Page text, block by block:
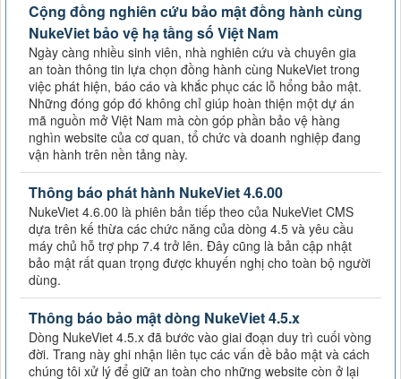
Cộng đồng nghiên cứu bảo mật đồng hành cùng
NukeViet bảo vệ hạ tầng số Việt Nam
Ngày càng nhiều sinh viên, nhà nghiên cứu và chuyên gia
an toàn thông tin lựa chọn đồng hành cùng NukeViet trong
việc phát hiện, báo cáo và khắc phục các lỗ hổng bảo mật.
Những đóng góp đó không chỉ giúp hoàn thiện một dự án
mã nguồn mở Việt Nam mà còn góp phần bảo vệ hàng
nghìn website của cơ quan, tổ chức và doanh nghiệp đang
vận hành trên nền tảng này.
Thông báo phát hành NukeViet 4.6.00
NukeViet 4.6.00 là phiên bản tiếp theo của NukeViet CMS
dựa trên kế thừa các chức năng của dòng 4.5 và yêu cầu
máy chủ hỗ trợ php 7.4 trở lên. Đây cũng là bản cập nhật
bảo mật rất quan trọng được khuyến nghị cho toàn bộ người
dùng.
Thông báo bảo mật dòng NukeViet 4.5.x
Dòng NukeViet 4.5.x đã bước vào giai đoạn duy trì cuối vòng
đời. Trang này ghi nhận liên tục các vấn đề bảo mật và cách
chúng tôi xử lý để giữ an toàn cho những website còn ở lại